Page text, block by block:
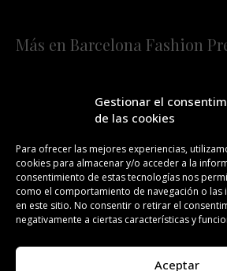
Gestionar el
de las cookies
Para ofrecer las mejores experiencias,
cookies para almacenar y/o acceder a la
consentimiento de estas tecnologías nos
como el comportamiento de navegación o las
en este sitio. No consentir o retirar el
negativamente a ciertas características y
Aceptar
Más en Barcelona Fashion
¡SUSCRÍBETE A NUESTRA
CONTACTO REDACCIÓN
ISSN 2385-4839 DL B 27443-